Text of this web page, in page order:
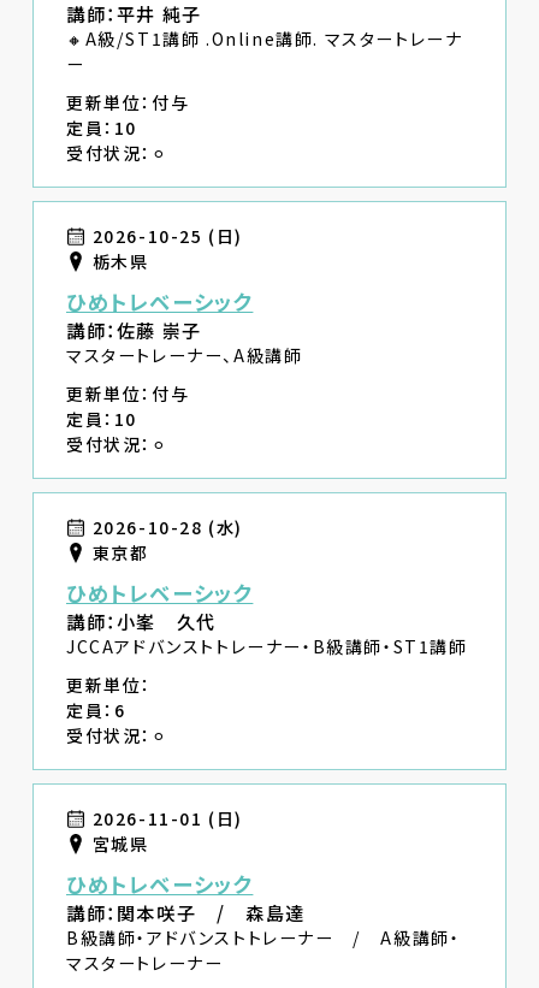
講師：平井 純子
🔸A級/ST1講師 .Online講師. マスタートレーナ
ー
更新単位：付与
定員：10
受付状況：⚪︎
2026-10-25 (日)
栃木県
ひめトレベーシック
講師：佐藤 崇子
マスタートレーナー、A級講師
更新単位：付与
定員：10
受付状況：⚪︎
2026-10-28 (水)
東京都
ひめトレベーシック
講師：小峯 久代
JCCAアドバンストトレーナー・B級講師・ST1講師
更新単位：
定員：6
受付状況：⚪︎
2026-11-01 (日)
宮城県
ひめトレベーシック
講師：関本咲子 / 森島達
B級講師・アドバンストトレーナー / A級講師・
マスタートレーナー